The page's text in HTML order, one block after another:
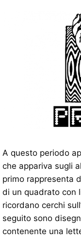
A questo periodo
che appariva sugli
primo rappresenta
di un quadrato con
ricordano cerchi
seguito sono
contenente una